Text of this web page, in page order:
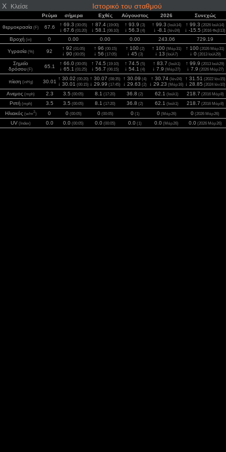
X Κλείσε Ιστορικό του σταθμού
Ρεύμα σήμερα Εχθές Αύγουστος 2026 Συνεχώς
θερμοκρασία (F) 67.6 ↑ 69.3 (00:05)
↓ 67.6 (01:20)
↑ 87.4 (19:00)
↓ 58.1 (06:10)
↑ 93.9 (3)
↓ 56.3 (4)
↑ 99.3 (Ιούλ14)
↓ -8.1 (Ιάν24)
↑ 99.3 (2026 Ιούλ14)
↓ -15.5 (2016 Φεβ13)
Βροχή (in) 0 0.00 0.00 0.00 243.06 729.19
Υγρασία(%) 92
↑ 92 (01:05)
↓ 90(00:05)
↑ 96 (00:15)
↓ 56 (17:05)
↑ 100(2)
↓ 45 (3)
↑ 100(Μάρ31)
↓ 13 (Ιούλ7)
↑ 100 (2026 Μάρ31)
↓ 0(2013 Ιούλ29)
Σημείο
δρόσου (F) 65.1
↑ 66.0 (00:05)
↓ 65.1 (01:25)
↑ 74.5 (19:10)
↓ 56.7 (06:15)
↑ 74.5 (5)
↓ 54.1 (4)
↑ 83.7 (Ιούλ1)
↓ 7.9 (Μάρ27)
↑ 99.9 (2013 Ιούλ29)
↓ 7.9 (2026 Μάρ27)
πίεση (inHg) 30.01
↑ 30.02 (00:20)
↓ 30.01 (00:15)
↑ 30.07 (08:35)
↓ 29.99 (17:45)
↑ 30.09 (4)
↓ 29.63 (2)
↑ 30.74 (Ιάν24)
↓ 29.23 (Μάρ16)
↑ 31.51 (2022 Ιάν15)
↓ 28.85 (2024 Ιάν10)
Ανεμος (mph) 2.3 3.5 (00:05) 8.1 (17:20) 36.8 (2) 62.1 (Ιούλ1) 218.7 (2016 Μάρ8)
Ριπή (mph) 3.5 3.5 (00:05) 8.1 (17:20) 36.8 (2) 62.1 (Ιούλ1) 218.7 (2016 Μάρ8)
Ηλιακός (w/m2) 0 0(00:05) 0(00:05) 0(1) 0(Μάρ26) 0 (2026 Μάρ26)
UV (Index) 0.0 0.0 (00:05) 0.0 (00:05) 0.0 (1) 0.0 (Μάρ26) 0.0(2026 Μάρ26)